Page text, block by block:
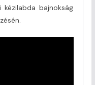
bajnokság